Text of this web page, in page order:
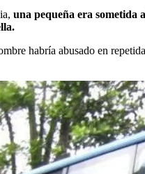
una pequeña era sometida
habría abusado en